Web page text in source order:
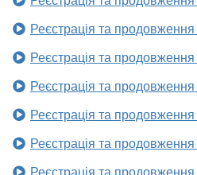
Реєстрація та
Реєстрація та
Реєстрація та
Реєстрація та
Реєстрація та